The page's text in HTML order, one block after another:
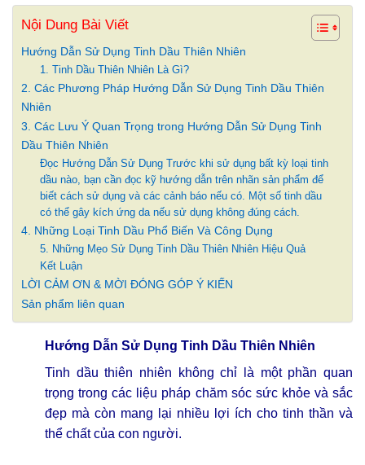
Nội Dung Bài Viết
Hướng Dẫn Sử Dụng Tinh Dầu Thiên Nhiên
1. Tinh Dầu Thiên Nhiên Là Gì?
2. Các Phương Pháp Hướng Dẫn Sử Dụng Tinh Dầu Thiên
Nhiên
3. Các Lưu Ý Quan Trọng trong Hướng Dẫn Sử Dụng Tinh
Dầu Thiên Nhiên
Đọc Hướng Dẫn Sử Dụng Trước khi sử dụng bất kỳ loại tinh
dầu nào, bạn cần đọc kỹ hướng dẫn trên nhãn sản phẩm để
biết cách sử dụng và các cảnh báo nếu có. Một số tinh dầu
có thể gây kích ứng da nếu sử dụng không đúng cách.
4. Những Loại Tinh Dầu Phổ Biến Và Công Dụng
5. Những Mẹo Sử Dụng Tinh Dầu Thiên Nhiên Hiệu Quả
Kết Luận
LỜI CẢM ƠN & MỜI ĐÓNG GÓP Ý KIẾN
Sản phẩm liên quan
Hướng Dẫn Sử Dụng Tinh Dầu Thiên Nhiên
Tinh dầu thiên nhiên không chỉ là một phần quan
trọng trong các liệu pháp chăm sóc sức khỏe và sắc
đẹp mà còn mang lại nhiều lợi ích cho tinh thần và
thể chất của con người.